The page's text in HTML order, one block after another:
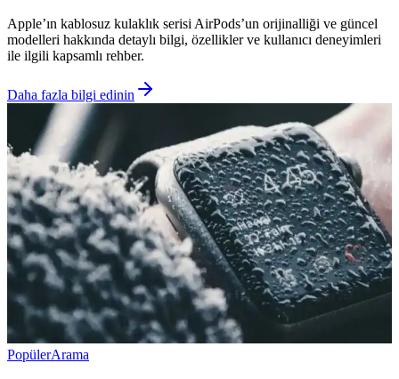
Apple’ın kablosuz kulaklık serisi AirPods’un orijinalliği ve güncel
modelleri hakkında detaylı bilgi, özellikler ve kullanıcı deneyimleri
ile ilgili kapsamlı rehber.
Daha fazla bilgi edinin
PopülerArama